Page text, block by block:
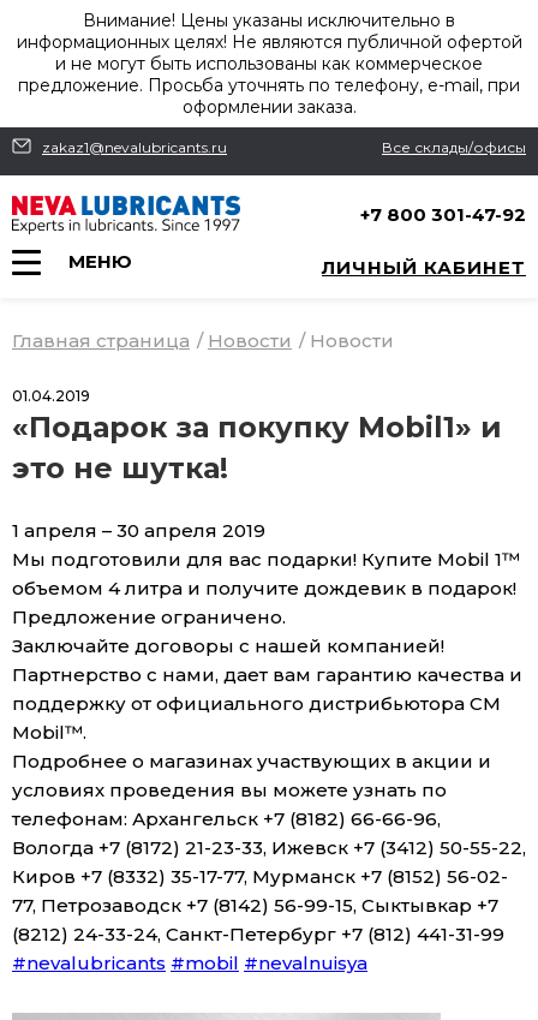
Внимание! Цены указаны исключительно в
информационных целях! Не являются публичной офертой
и не могут быть использованы как коммерческое
предложение. Просьба уточнять по телефону, e-mail, при
оформлении заказа.
zakaz1@nevalubricants.ru Все склады/офисы
+7 800 301-47-92
МЕНЮ ЛИЧНЫЙ КАБИНЕТ
Главная страница / Новости / Новости
01.04.2019
«Подарок за покупку Mobil1» и
это не шутка!
1 апреля – 30 апреля 2019
Мы подготовили для вас подарки! Купите Mobil 1™
объемом 4 литра и получите дождевик в подарок!
Предложение ограничено.
Заключайте договоры с нашей компанией!
Партнерство с нами, дает вам гарантию качества и
поддержку от официального дистрибьютора СМ
Mobil™.
Подробнее о магазинах участвующих в акции и
условиях проведения вы можете узнать по
телефонам: Архангельск +7 (8182) 66-66-96,
Вологда +7 (8172) 21-23-33, Ижевск +7 (3412) 50-55-22,
Киров +7 (8332) 35-17-77, Мурманск +7 (8152) 56-02-
77, Петрозаводск +7 (8142) 56-99-15, Сыктывкар +7
(8212) 24-33-24, Санкт-Петербург +7 (812) 441-31-99
#nevalubricants #mobil #nevalnuisya